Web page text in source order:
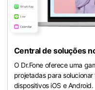
Central de soluções
O Dr.Fone oferece uma
projetadas para
dispositivos iOS e Android.